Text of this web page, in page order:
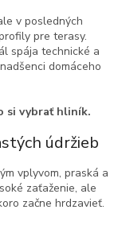
v posledných
pre terasy.
spája technické a
domáceho
si vybrať hliník.
údržieb
vplyvom, praská a
zaťaženie, ale
začne hrdzavieť.